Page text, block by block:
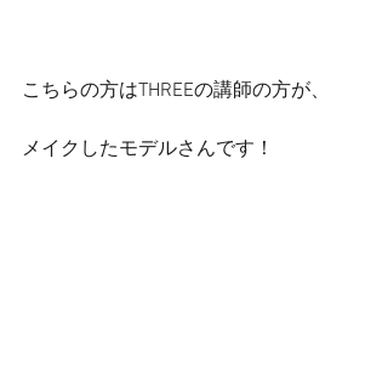
こちらの方はTHREEの講師の方が、
メイクしたモデルさんです！